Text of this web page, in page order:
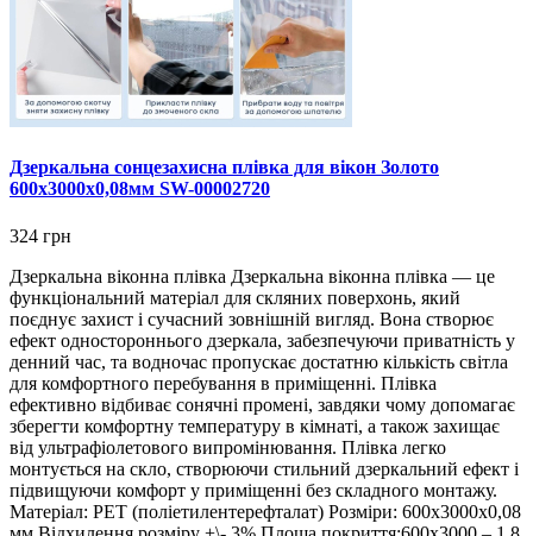
Дзеркальна сонцезахисна плівка для вікон Золото
600х3000х0,08мм SW-00002720
324 грн
Дзеркальна віконна плівка Дзеркальна віконна плівка — це
функціональний матеріал для скляних поверхонь, який
поєднує захист і сучасний зовнішній вигляд. Вона створює
ефект одностороннього дзеркала, забезпечуючи приватність у
денний час, та водночас пропускає достатню кількість світла
для комфортного перебування в приміщенні. Плівка
ефективно відбиває сонячні промені, завдяки чому допомагає
зберегти комфортну температуру в кімнаті, а також захищає
від ультрафіолетового випромінювання. Плівка легко
монтується на скло, створюючи стильний дзеркальний ефект і
підвищуючи комфорт у приміщенні без складного монтажу.
Матеріал: PET (поліетилентерефталат) Розміри: 600х3000х0,08